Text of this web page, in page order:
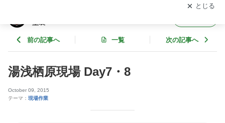
塗装
前の記事へ 一覧 次の記事へ
湯浅栖原現場 Day7・8
October 09, 2015
テーマ： 現場作業